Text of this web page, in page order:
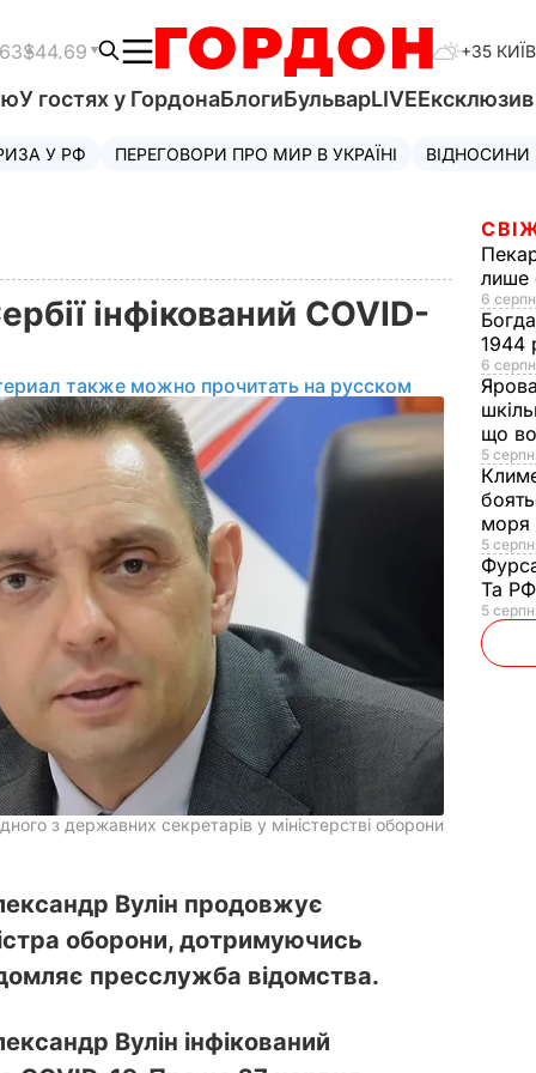
$44.69 +35 КИЇВ
У гостях у ГордонаБлогиБульварLIVEЕксклюзив
У РФ ПЕРЕГОВОРИ ПРО МИР В УКРАЇНІ
інфікований COVID-
также можно прочитать на русском
з державних секретарів у міністерстві оборони
Вулін продовжує
оборони, дотримуючись
пресслужба відомства.
Вулін інфікований
лише
6
1944
6
що
5
моря
5
Та
5